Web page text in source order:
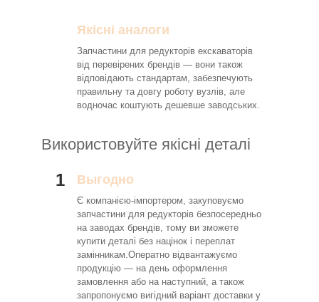
Якісні аналоги
Запчастини для редукторів екскаваторів
від перевірених брендів — вони також
відповідають стандартам, забезпечують
правильну та довгу роботу вузлів, але
водночас коштують дешевше заводських.
Використовуйте якісні деталі
1 Выгодно
Є компанією-імпортером, закуповуємо
запчастини для редукторів безпосередньо
на заводах брендів, тому ви зможете
купити деталі без націнок і переплат
замінникам.Оператно відвантажуємо
продукцію — на день оформлення
замовлення або на наступний, а також
запропонуємо вигідний варіант доставки у